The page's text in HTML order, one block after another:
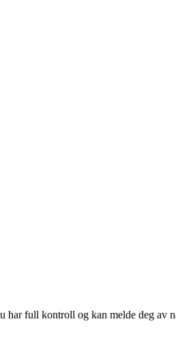
har full kontroll og kan melde deg av